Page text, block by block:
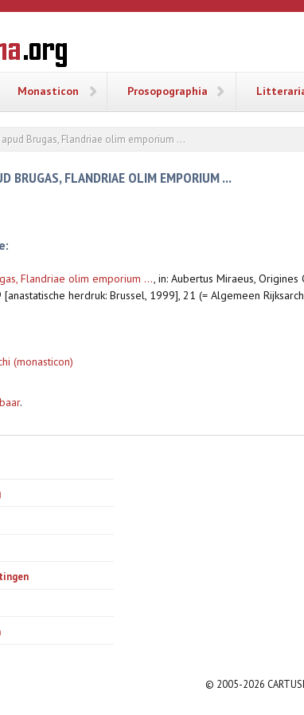
Monasticon Prosopographia
apud Brugas, Flandriae olim emporium ...
BRUGAS, FLANDRIAE OLIM EMPORIUM ...
Flandriae olim emporium ..., in: Aubertus Miraeus,
herdruk: Brussel, 1999], 21 (= Algemeen
(monasticon)
.
© 2005-2026